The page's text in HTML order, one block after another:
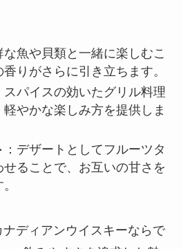
な魚や貝類と一緒に楽しむこ
りがさらに引き立ちます。
スパイスの効いたグリル料理
やかな楽しみ方を提供しま
：デザートとしてフルーツタ
ることで、お互いの甘さを
ディアンウイスキーならで